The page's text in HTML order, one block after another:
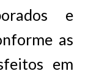
e
as
em